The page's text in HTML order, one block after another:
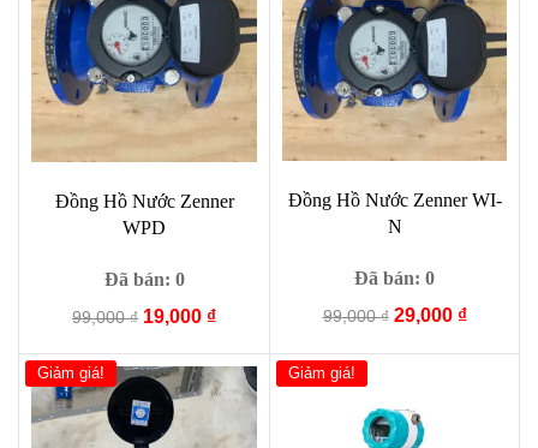
19,000 ₫.
Đồng Hồ Nước Zenner
WPD
Đã bán: 0
99,000₫ Giá
là:
99,000 ₫.
19,000 ₫Giá
tại
là:
Đồng Hồ Nước Zenner WI-
N
Đã bán: 0
99,000₫ Giá
29,000 ₫Giá
Giảm giá! Giảm giá!